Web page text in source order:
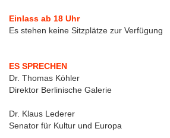
Einlass ab 18 Uhr
Es stehen keine Sitzplätze zur Verfügung
ES SPRECHEN
Dr. Thomas Köhler
Direktor Berlinische Galerie
Dr. Klaus Lederer
Senator für Kultur und Europa